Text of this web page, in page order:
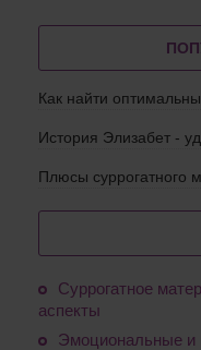
Как найти
История Элизабет -
Плюсы суррогатного
Суррогатное
аспекты
Эмоциональные и